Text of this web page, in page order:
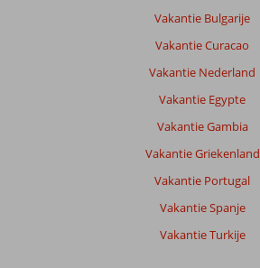
Vakantie Bulgarije
Vakantie Curacao
Vakantie Nederland
Vakantie Egypte
Vakantie Gambia
Vakantie Griekenland
Vakantie Portugal
Vakantie Spanje
Vakantie Turkije